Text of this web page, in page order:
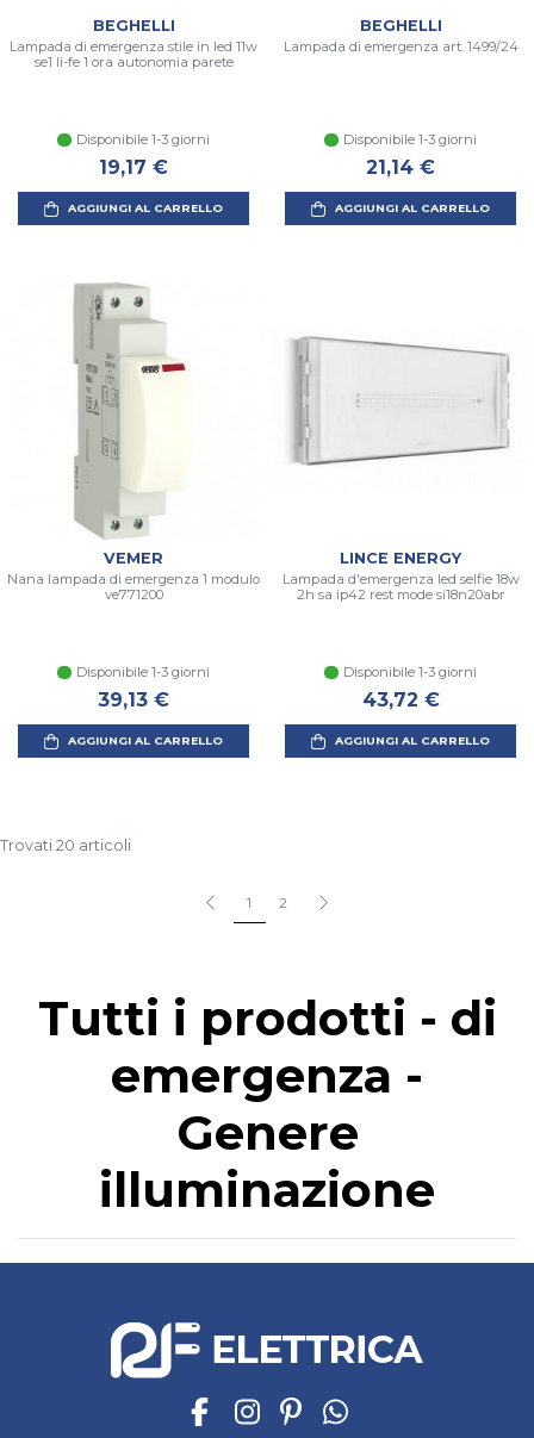
BEGHELLI
Lampada di emergenza stile in led 11w
se1 li-fe 1 ora autonomia parete
Disponibile 1-3 giorni
19,17 €
AGGIUNGI AL CARRELLO
BEGHELLI
Lampada di emergenza art. 1499/24
Disponibile 1-3 giorni
21,14 €
AGGIUNGI AL CARRELLO
VEMER
Nana lampada di emergenza 1 modulo
ve771200
Disponibile 1-3 giorni
39,13 €
AGGIUNGI AL CARRELLO
LINCE ENERGY
Lampada d'emergenza led selfie 18w
2h sa ip42 rest mode si18n20abr
Disponibile 1-3 giorni
43,72 €
AGGIUNGI AL CARRELLO
Trovati 20 articoli
1 2
Tutti i prodotti - di
emergenza -
Genere
illuminazione